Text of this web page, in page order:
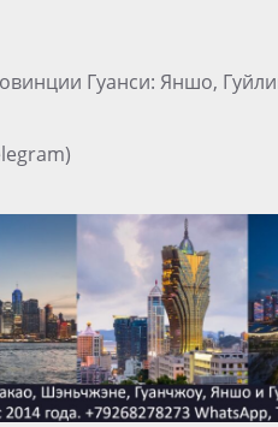
Гуанси: Яншо,